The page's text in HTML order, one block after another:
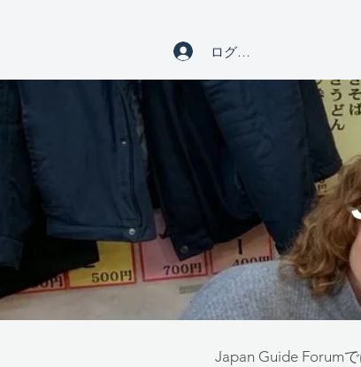
ログイン
Japan Guide Forum